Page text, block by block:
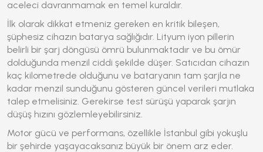
aceleci davranmamak en temel kuraldır.
İlk olarak dikkat etmeniz gereken en kritik bileşen,
şüphesiz cihazın batarya sağlığıdır. Lityum iyon pillerin
belirli bir şarj döngüsü ömrü bulunmaktadır ve bu ömür
dolduğunda menzil ciddi şekilde düşer. Satıcıdan cihazın
kaç kilometrede olduğunu ve bataryanın tam şarjla ne
kadar menzil sunduğunu gösteren güncel verileri mutlaka
talep etmelisiniz. Gerekirse test sürüşü yaparak şarjın
düşüş hızını gözlemleyebilirsiniz.
Motor gücü ve performans, özellikle İstanbul gibi yokuşlu
bir şehirde yaşayacaksanız büyük bir önem arz eder.